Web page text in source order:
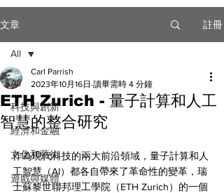
文章 註冊
All
科技與創新
經濟和金融
文化和藝術
遊戲與媒體
All
ETH Zurich - 量子計算和人工
智慧的整合研究
Carl Parrish
2023年10月16日 讀畢需時 4 分鐘
作為現代科技的兩大前沿領域，量子計算和人
工智慧（AI）都各自帶來了革命性的變革，瑞
士蘇黎世聯邦理工學院（ETH Zurich）的一個